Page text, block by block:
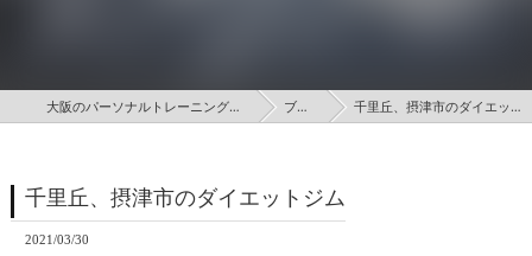
大阪のパーソナルトレーニングはLISIGN ブログ 千里丘、摂津市のダイエットジム
千里丘、摂津市のダイエットジム
2021/03/30